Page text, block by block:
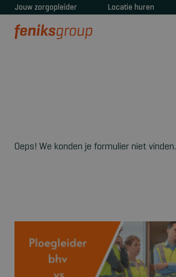
Jouw zorgopleider Locatie huren
Oeps! We konden je formulier niet vinden.